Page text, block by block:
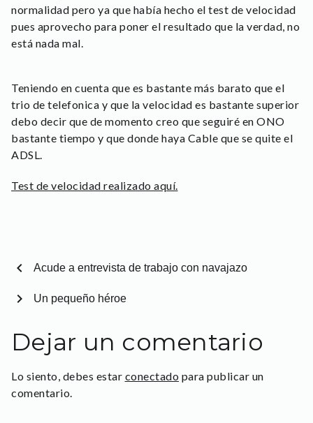
normalidad pero ya que había hecho el test de velocidad
pues aprovecho para poner el resultado que la verdad, no
está nada mal.
Teniendo en cuenta que es bastante más barato que el
trio de telefonica y que la velocidad es bastante superior
debo decir que de momento creo que seguiré en ONO
bastante tiempo y que donde haya Cable que se quite el
ADSL.
Test de velocidad realizado aquí.
chevron_left Acude a entrevista de trabajo con navajazo
Un pequeño héroe
chevron_right
Dejar un comentario
Lo siento, debes estar conectado para publicar un
comentario.